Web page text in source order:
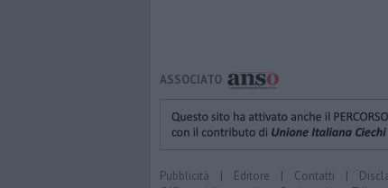
ASSOCIATO
Pubblicità | Editore | Contatti |